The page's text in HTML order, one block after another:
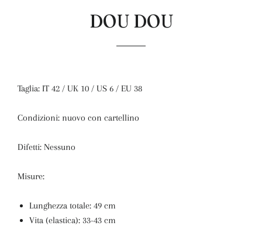
DOU DOU
Taglia: IT 42 / UK 10 / US 6 / EU 38
Condizioni: nuovo con cartellino
Difetti: Nessuno
Misure:
Lunghezza totale: 49 cm
Vita (elastica): 33-43 cm